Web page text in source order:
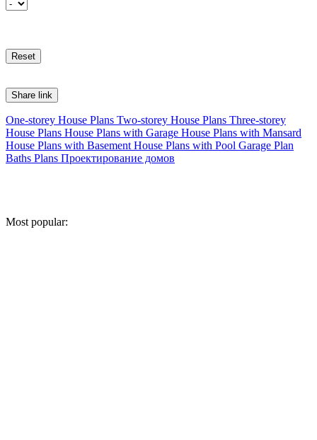
Share link
One-storey House Plans Two-storey House Plans Three-storey
House Plans House Plans with Garage House Plans with Mansard
House Plans with Basement House Plans with Pool Garage Plan
Baths Plans Проектирование домов
Most popular: